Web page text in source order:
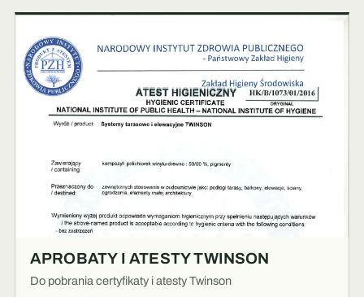
APROBATY I ATESTY TWINSON
Do pobrania certyfikaty i atesty Twinson